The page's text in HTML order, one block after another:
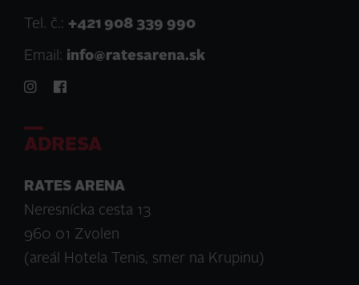
Tel. č.: +421 908 339 990
Email: info@ratesarena.sk
ADRESA
RATES ARENA
Neresnícka cesta 13
960 01 Zvolen
(areál Hotela Tenis, smer na Krupinu)